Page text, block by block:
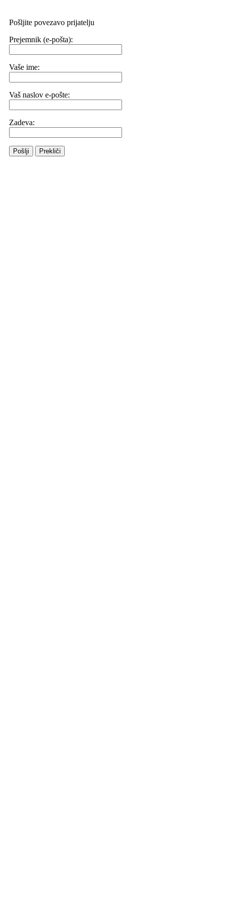
Pošljite povezavo prijatelju
Prejemnik (e-pošta):
Vaše ime:
Vaš naslov e-pošte:
Zadeva:
Pošlji Prekliči